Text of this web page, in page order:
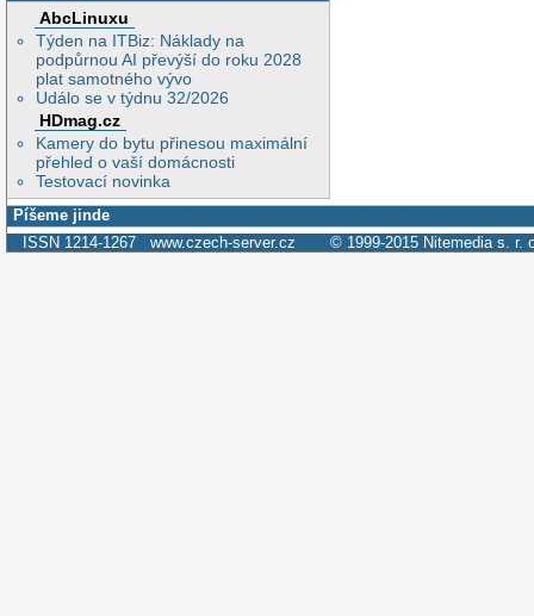
AbcLinuxu
Týden na ITBiz: Náklady na
podpůrnou AI převýší do roku 2028
plat samotného vývo
Událo se v týdnu 32/2026
HDmag.cz
Kamery do bytu přinesou maximální
přehled o vaší domácnosti
Testovací novinka
Píšeme jinde
ISSN 1214-1267 www.czech-server.cz © 1999-2015 Nitemedia s. r.